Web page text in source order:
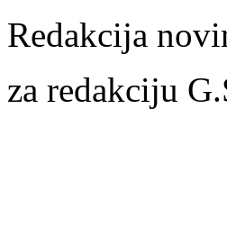
Redakcija
za redakciju